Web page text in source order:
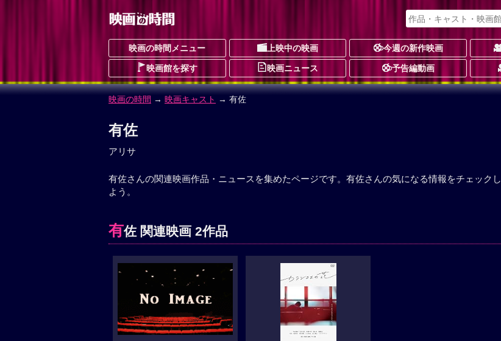
映画の時間メニュー 上映中の映画 今週の新作映画
映画館を探す 映画ニュース 予告編動画
映画の時間 → 映画キャスト → 有佐
有佐
アリサ
有佐さんの関連映画作品・ニュースを集めたページです。有佐さんの気になる情報をチェックし
よう。
有佐 関連映画 2作品